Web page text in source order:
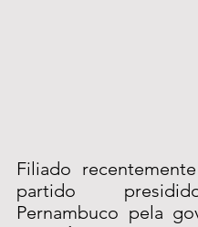
Filiado
partido